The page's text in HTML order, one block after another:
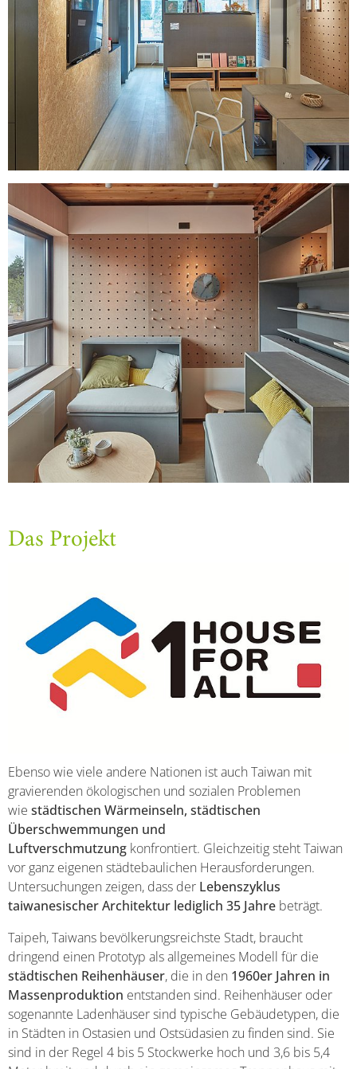
Das Projekt
Ebenso wie viele andere Nationen ist auch Taiwan mit
gravierenden ökologischen und sozialen Problemen
wie städtischen Wärmeinseln, städtischen
Überschwemmungen und
Luftverschmutzung konfrontiert. Gleichzeitig steht Taiwan
vor ganz eigenen städtebaulichen Herausforderungen.
Untersuchungen zeigen, dass der Lebenszyklus
taiwanesischer Architektur lediglich 35 Jahre beträgt.
Taipeh, Taiwans bevölkerungsreichste Stadt, braucht
dringend einen Prototyp als allgemeines Modell für die
städtischen Reihenhäuser, die in den 1960er Jahren in
Massenproduktion entstanden sind. Reihenhäuser oder
sogenannte Ladenhäuser sind typische Gebäudetypen, die
in Städten in Ostasien und Ostsüdasien zu finden sind. Sie
sind in der Regel 4 bis 5 Stockwerke hoch und 3,6 bis 5,4